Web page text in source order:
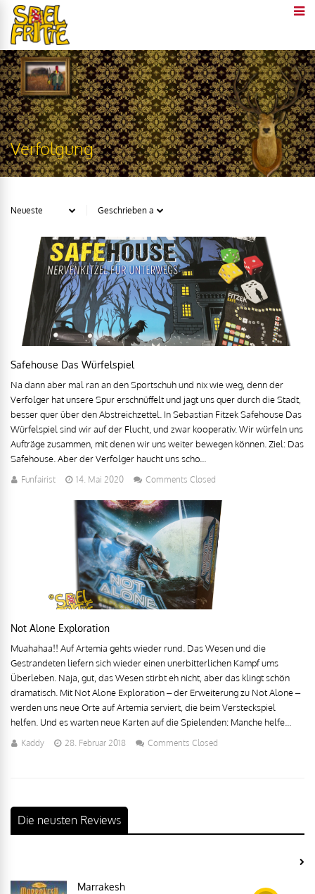
Verfolgung
Safehouse Das Würfelspiel
Na dann aber mal ran an den Sportschuh und nix wie weg, denn der
Verfolger hat unsere Spur erschnüffelt und jagt uns quer durch die Stadt,
besser quer über den Abstreichzettel. In Sebastian Fitzek Safehouse Das
Würfelspiel sind wir auf der Flucht, und zwar kooperativ. Wir würfeln uns
Aufträge zusammen, mit denen wir uns weiter bewegen können. Ziel: Das
Safehouse. Aber der Verfolger haucht uns scho...
Funfairist 14. Mai 2020 Comments Closed
Not Alone Exploration
Muahahaa!! Auf Artemia gehts wieder rund. Das Wesen und die
Gestrandeten liefern sich wieder einen unerbitterlichen Kampf ums
Überleben. Naja, gut, das Wesen stirbt eh nicht, aber das klingt schön
dramatisch. Mit Not Alone Exploration – der Erweiterung zu Not Alone –
werden uns neue Orte auf Artemia serviert, die beim Versteckspiel
helfen. Und es warten neue Karten auf die Spielenden: Manche helfe...
Kaddy 28. Februar 2018 Comments Closed
Die neusten Reviews
Marrakesh